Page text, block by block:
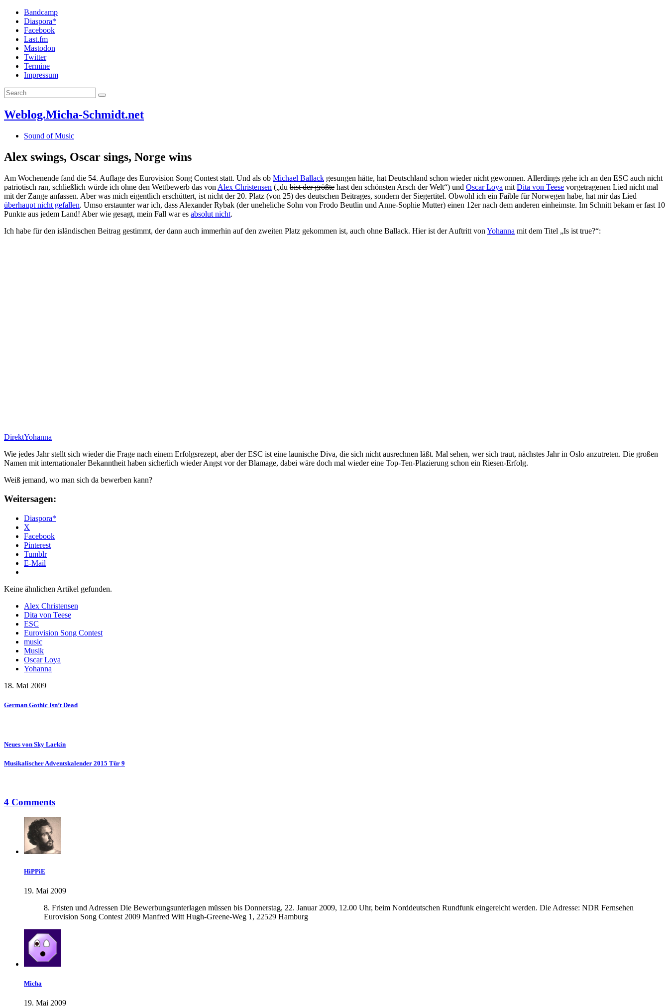
Bandcamp
Diaspora*
Facebook
Last.fm
Mastodon
Twitter
Termine
Impressum
Weblog.Micha-Schmidt.net
Sound of Music
Alex swings, Oscar sings, Norge wins
Am Wochenende fand die 54. Auflage des Eurovision Song Contest statt. Und als ob Michael Ballack gesungen hätte, hat Deutschland schon wieder nicht gewonnen. Allerdings gehe ich an den ESC auch nicht
patriotisch ran, schließlich würde ich ohne den Wettbewerb das von Alex Christensen („du bist der größte hast den schönsten Arsch der Welt“) und Oscar Loya mit Dita von Teese vorgetragenen Lied nicht mal
mit der Zange anfassen. Aber was mich eigentlich erschüttert, ist nicht der 20. Platz (von 25) des deutschen Beitrages, sondern der Siegertitel. Obwohl ich ein Faible für Norwegen habe, hat mir das Lied
überhaupt nicht gefallen. Umso erstaunter war ich, dass Alexander Rybak (der uneheliche Sohn von Frodo Beutlin und Anne-Sophie Mutter) einen 12er nach dem anderen einheimste. Im Schnitt bekam er fast 10
Punkte aus jedem Land! Aber wie gesagt, mein Fall war es absolut nicht.
Ich habe für den isländischen Beitrag gestimmt, der dann auch immerhin auf den zweiten Platz gekommen ist, auch ohne Ballack. Hier ist der Auftritt von Yohanna mit dem Titel „Is ist true?“:
DirektYohanna
Wie jedes Jahr stellt sich wieder die Frage nach einem Erfolgsrezept, aber der ESC ist eine launische Diva, die sich nicht ausrechnen läßt. Mal sehen, wer sich traut, nächstes Jahr in Oslo anzutreten. Die großen
Namen mit internationaler Bekanntheit haben sicherlich wieder Angst vor der Blamage, dabei wäre doch mal wieder eine Top-Ten-Plazierung schon ein Riesen-Erfolg.
Weiß jemand, wo man sich da bewerben kann?
Weitersagen:
Diaspora*
X
Facebook
Pinterest
Tumblr
E-Mail
Keine ähnlichen Artikel gefunden.
Alex Christensen
Dita von Teese
ESC
Eurovision Song Contest
music
Musik
Oscar Loya
Yohanna
18. Mai 2009
German Gothic Isn’t Dead
Neues von Sky Larkin
Musikalischer Adventskalender 2015 Tür 9
4 Comments
HiPPiE
19. Mai 2009
8. Fristen und Adressen Die Bewerbungsunterlagen müssen bis Donnerstag, 22. Januar 2009, 12.00 Uhr, beim Norddeutschen Rundfunk eingereicht werden. Die Adresse: NDR Fernsehen
Eurovision Song Contest 2009 Manfred Witt Hugh-Greene-Weg 1, 22529 Hamburg
Micha
19. Mai 2009